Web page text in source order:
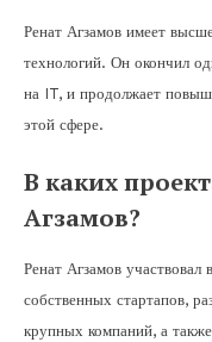
Ренат Агзамов имеет
технологий. Он окончил
на IT, и продолжает
этой сфере.
В каких
Агзамов?
Ренат Агзамов участвовал
собственных стартапов,
крупных компаний, а